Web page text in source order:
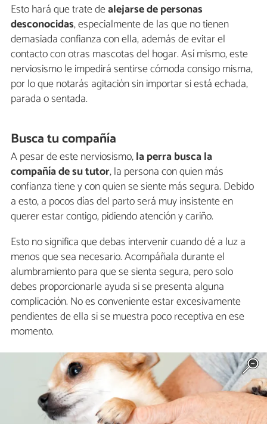
Esto hará que trate dealejarse de personas
desconocidas, especialmente de las que no tienen
demasiada confianza con ella, además de evitar el
contacto con otras mascotas del hogar. Así mismo, este
nerviosismo le impedirá sentirse cómoda consigo misma,
por lo que notarás agitación sin importar si está echada,
parada o sentada.
Busca tu compañía
A pesar de este nerviosismo,la perra busca la
compañía de su tutor, la persona con quien más
confianza tiene y con quien se siente más segura. Debido
a esto, a pocos días del parto será muy insistente en
querer estar contigo, pidiendo atención y cariño.
Esto no significa que debas intervenir cuando dé a luz a
menos que sea necesario. Acompáñala durante el
alumbramiento para que se sienta segura, pero solo
debes proporcionarle ayuda si se presenta alguna
complicación. No es conveniente estar excesivamente
pendientes de ella si se muestra poco receptiva en ese
momento.